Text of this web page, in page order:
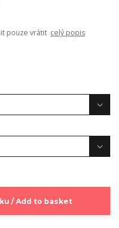
pouze vrátit celý popis
/ Add to basket